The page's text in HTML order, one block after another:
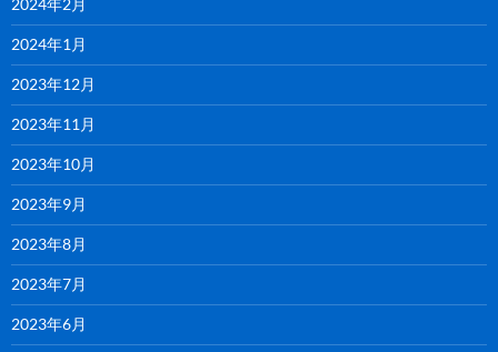
2024年1月
2023年12月
2023年11月
2023年10月
2023年9月
2023年8月
2023年7月
2023年6月